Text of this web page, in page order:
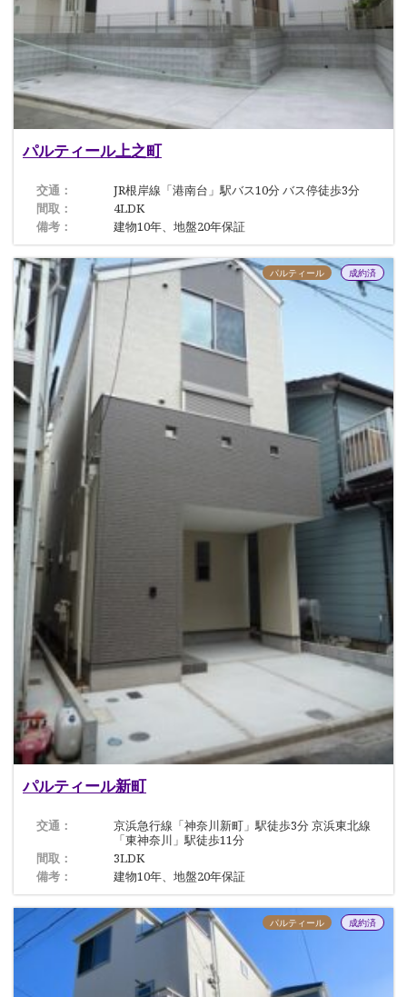
パルティール上之町
交通：
JR根岸線「港南台」駅バス10分 バス停徒歩3分
間取：
4LDK
備考：
建物10年、地盤20年保証
パルティール 成約済
パルティール新町
交通：
京浜急行線「神奈川新町」駅徒歩3分 京浜東北線
「東神奈川」駅徒歩11分
間取：
3LDK
備考：
建物10年、地盤20年保証
パルティール 成約済